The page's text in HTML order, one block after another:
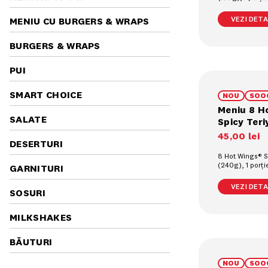
MENIU CU BURGERS & WRAPS
BURGERS & WRAPS
PUI
SMART CHOICE
SALATE
DESERTURI
GARNITURI
SOSURI
MILKSHAKES
BĂUTURI
pahar (0.4L)
VEZI
NOU
Meniu 8
Spicy
45,00 lei
8 Hot Wings®
(240g), 1
răcoritoare la
VEZI
NOU